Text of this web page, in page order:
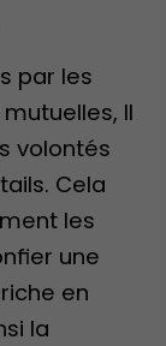
par les
Il
volontés
Cela
les
une
en
la